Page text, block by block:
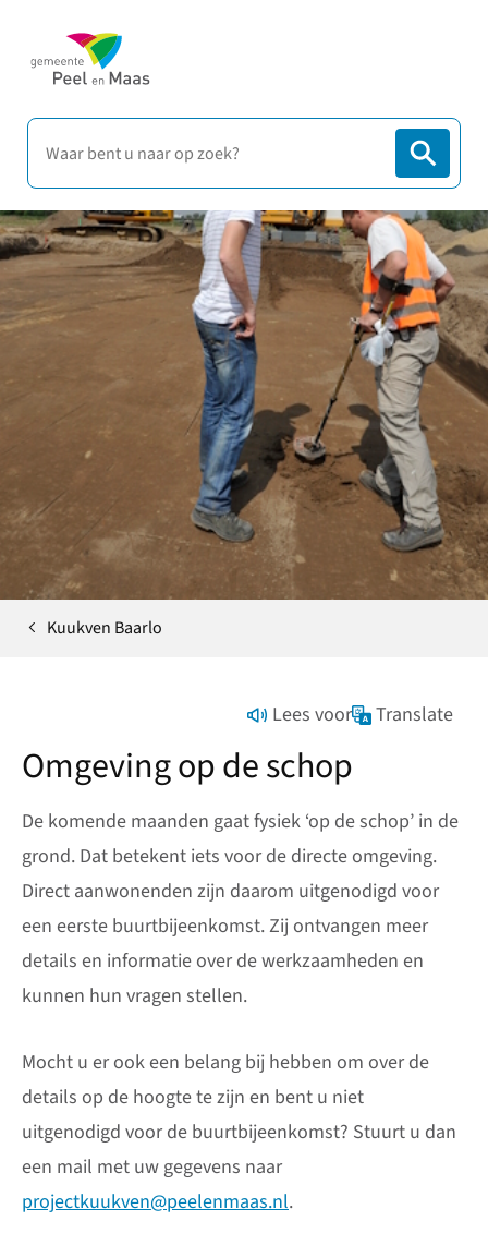
HomeKuukven Baarlo
Lees voor Translate
Omgeving op de schop
De komende maanden gaat fysiek ‘op de schop’ in de
grond. Dat betekent iets voor de directe omgeving.
Direct aanwonenden zijn daarom uitgenodigd voor
een eerste buurtbijeenkomst. Zij ontvangen meer
details en informatie over de werkzaamheden en
kunnen hun vragen stellen.
Mocht u er ook een belang bij hebben om over de
details op de hoogte te zijn en bent u niet
uitgenodigd voor de buurtbijeenkomst? Stuurt u dan
een mail met uw gegevens naar
projectkuukven@peelenmaas.nl.